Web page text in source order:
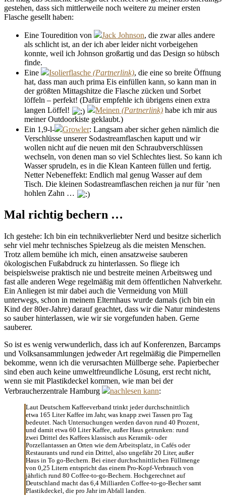
gestehen, dass sich mittlerweile noch weitere zu meiner ersten
Flasche gesellt haben:
Eine Touredition von Jack Johnson, die zwar alles andere
als schlicht ist, an der ich aber leider nicht vorbeigehen
konnte, weil ich Johnson großartig und das Design so hübsch
finde.
Eine
Isolierflasche
, die eine so breite Öffnung
hat, dass man auch prima Eis einfüllen kann, so kann man in
der größten Mittagshitze die Flasche zücken und Sorbet
löffeln – perfekt! (Dafür empfehle ich übrigens einen extra
langen Löffel!
Meinen
habe ich mir aus
meiner Outdoorkiste geklaubt.)
Ein 1,9-l-
Growler: Langsam aber sicher gehen nämlich die
Verschlüsse unserer Sodastreamflaschen kaputt und wir
wollen nicht auf die neuen mit den Schraubverschlüssen
wechseln, von denen man so viel Schlechtes liest. So kann ich
Wasser sprudeln, es in die Klean Kanteen füllen und fertig.
Netter Nebeneffekt: Endlich mal genug Wasser auf dem
Tisch. Die kleinen Sodastreamflaschen reichen ja nur für ’nen
hohlen Zahn …
Mal richtig bechern …
Ich gestehe: Ich bin ein technikverliebter Nerd und besitze sicherlich
sehr viel mehr technisches Spielzeug als die meisten Menschen.
Trotz allem bemühe ich mich, einen ansatzweise sauberen
ökologischen Fußabdruck zu hinterlassen. So fliege ich
beispielsweise praktisch nie und bestreite meinen Arbeitsweg und
fast alle anderen Wege regelmäßig mit dem öffentlichen Nahverkehr.
Ein Anliegen ist mir dabei auch die Vermeidung von Müll
unterwegs, schon in meinem Elternhaus wurde damals (ich bin ein
Kind der 80er-Jahre) darauf geachtet, dass wir die Natur mindestens
so sauber hinterlassen, wie wir sie vorgefunden haben. Gerne
sauberer.
So ist es wenig verwunderlich, dass ich auf Konferenzen, Barcamps
und Volksansammlungen jedweder Art regelmäßig die Pimpernellen
bekomme, wenn ich die verursachten Müllberge sehe. Papierbecher
sind eben auch keine umweltfreundliche Lösung, erst recht nicht,
wenn sie mit Plastikdeckel kommen, wie man bei der
Verbraucherzentrale Hamburg
nachlesen kann:
Laut Deutschem Kaffeeverband trinkt jeder durchschnittlich
etwa 165 Liter Kaffee im Jahr, was knapp zwei Tassen pro Tag
bedeutet. Nach Untersuchungen werden davon rund 40 Prozent,
und damit etwa 60 Liter Kaffee, außer Haus getrunken: rund
zwei Drittel des Kaffees klassisch aus Keramik- oder
Porzellantassen an Orten wie dem Arbeitsplatz, in Cafés oder
Restaurants und rund ein Drittel, also ungefähr 20 Liter, außer
Haus in To go-Bechern. Bei einer durchschnittlichen Füllmenge
von 0,25 Litern entspricht das einem Pro-Kopf-Verbrauch von
jährlich rund 80 Coffee-to-go-Bechern. Hochgerechnet auf
Deutschland macht das 6,4 Milliarden Coffee-to-go-Becher samt
Plastikdeckel, die pro Jahr im Abfall landen.